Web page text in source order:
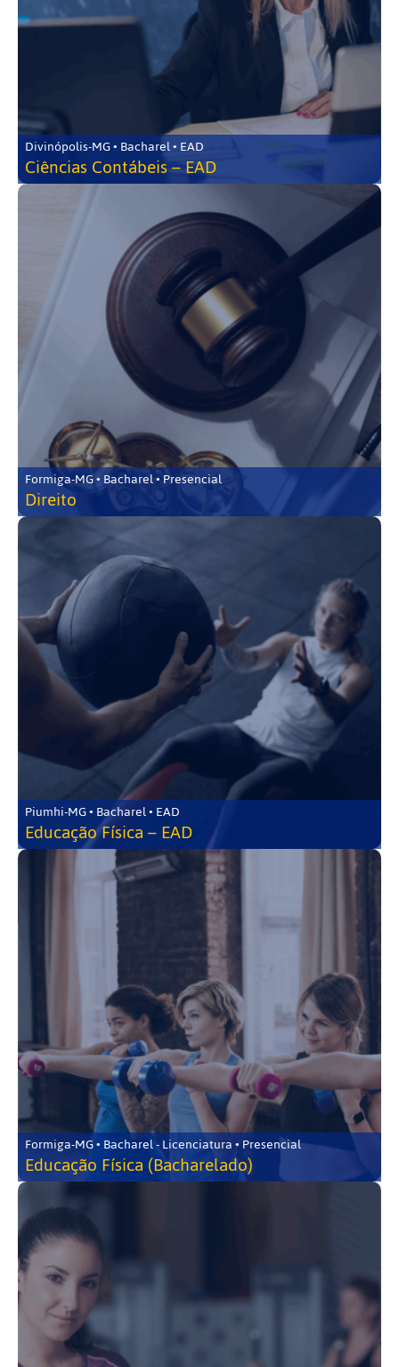
Divinópolis-MG • Bacharel • EAD
Ciências Contábeis – EAD
Formiga-MG • Bacharel • Presencial
Direito
Piumhi-MG • Bacharel • EAD
Educação Física – EAD
Formiga-MG • Bacharel - Licenciatura • Presencial
Educação Física (Bacharelado)